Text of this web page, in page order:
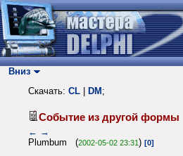
Вниз
Скачать: CL DM ;
Событие из другой формы
← →
Plumbum (2002-05-02 23:31) [0]